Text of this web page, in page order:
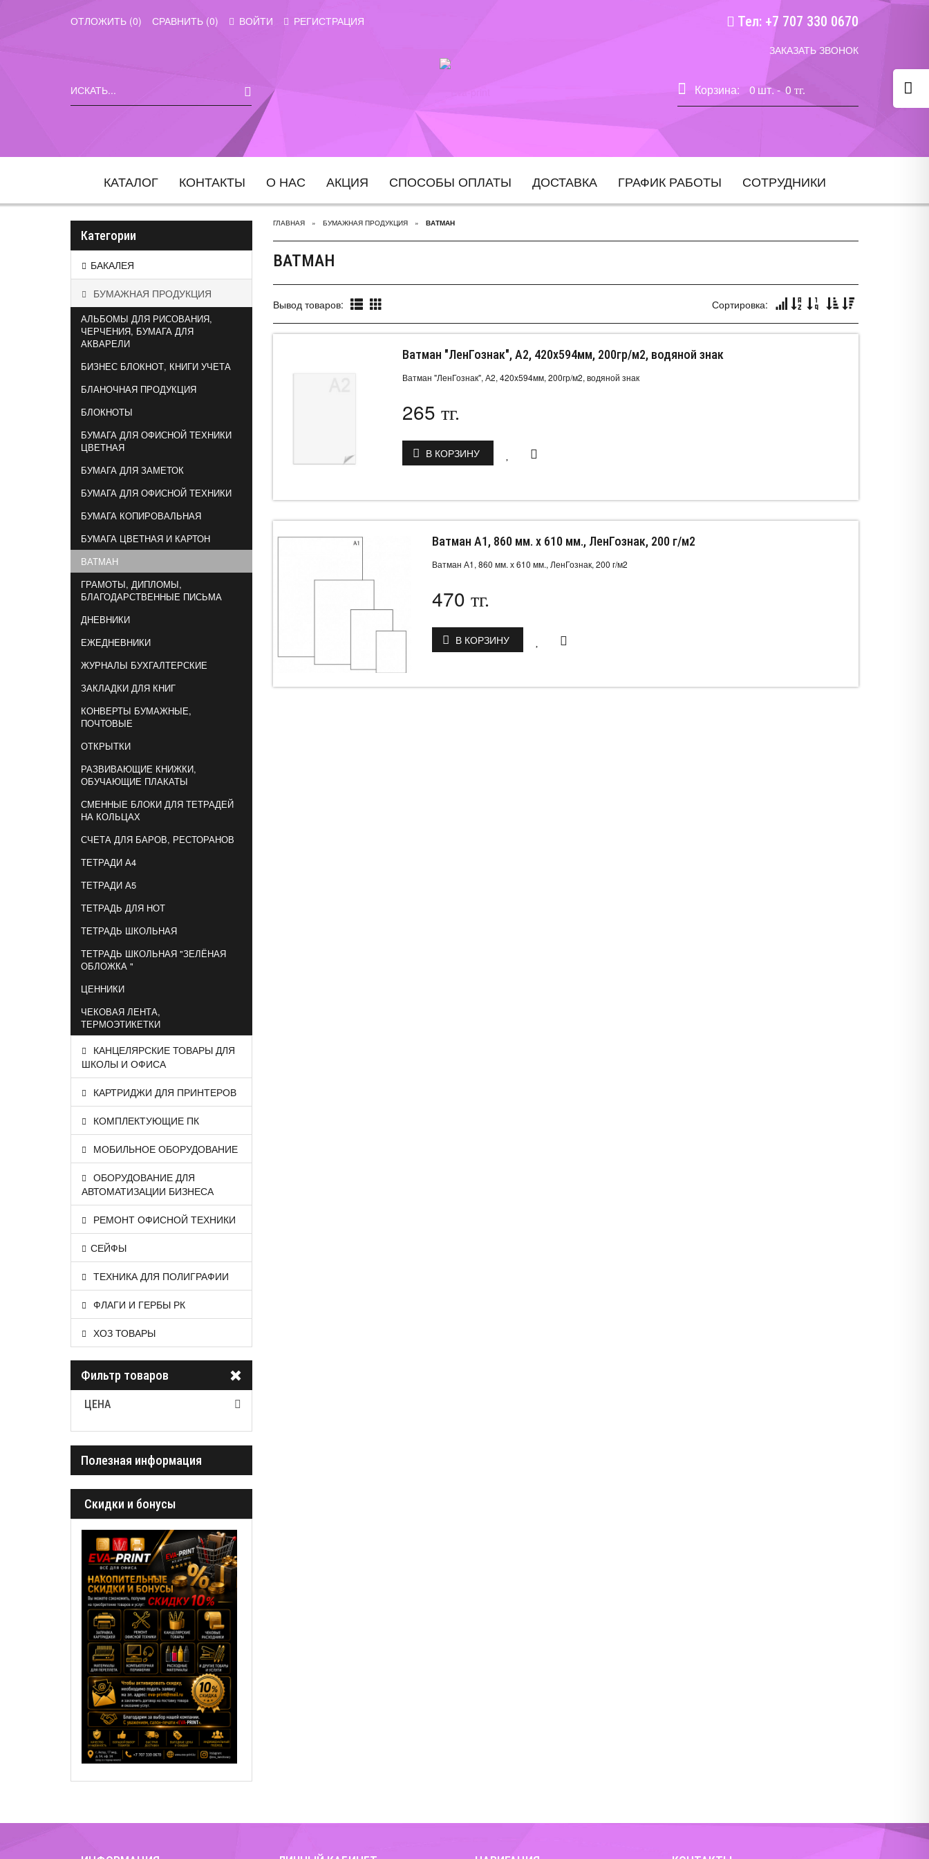
ОТЛОЖИТЬ (0) СРАВНИТЬ (0) ВОЙТИ РЕГИСТРАЦИЯ Тел: +7 707 330 0670
ЗАКАЗАТЬ ЗВОНОК
Корзина: 0шт. -0 тг.
КАТАЛОГ КОНТАКТЫ О НАС АКЦИЯ СПОСОБЫ ОПЛАТЫ ДОСТАВКА ГРАФИК РАБОТЫ СОТРУДНИКИ
Категории
БАКАЛЕЯ
БУМАЖНАЯ ПРОДУКЦИЯ
АЛЬБОМЫ ДЛЯ РИСОВАНИЯ,
ЧЕРЧЕНИЯ, БУМАГА ДЛЯ
АКВАРЕЛИ
БИЗНЕС БЛОКНОТ, КНИГИ УЧЕТА
БЛАНОЧНАЯ ПРОДУКЦИЯ
БЛОКНОТЫ
БУМАГА ДЛЯ ОФИСНОЙ ТЕХНИКИ
ЦВЕТНАЯ
БУМАГА ДЛЯ ЗАМЕТОК
БУМАГА ДЛЯ ОФИСНОЙ ТЕХНИКИ
БУМАГА КОПИРОВАЛЬНАЯ
БУМАГА ЦВЕТНАЯ И КАРТОН
ВАТМАН
ГРАМОТЫ, ДИПЛОМЫ,
БЛАГОДАРСТВЕННЫЕ ПИСЬМА
ДНЕВНИКИ
ЕЖЕДНЕВНИКИ
ЖУРНАЛЫ БУХГАЛТЕРСКИЕ
ЗАКЛАДКИ ДЛЯ КНИГ
КОНВЕРТЫ БУМАЖНЫЕ,
ПОЧТОВЫЕ
ОТКРЫТКИ
РАЗВИВАЮЩИЕ КНИЖКИ,
ОБУЧАЮЩИЕ ПЛАКАТЫ
СМЕННЫЕ БЛОКИ ДЛЯ ТЕТРАДЕЙ
НА КОЛЬЦАХ
СЧЕТА ДЛЯ БАРОВ, РЕСТОРАНОВ
ТЕТРАДИ А4
ТЕТРАДИ А5
ТЕТРАДЬ ДЛЯ НОТ
ТЕТРАДЬ ШКОЛЬНАЯ
ТЕТРАДЬ ШКОЛЬНАЯ "ЗЕЛЁНАЯ
ОБЛОЖКА "
ЦЕННИКИ
ЧЕКОВАЯ ЛЕНТА,
ТЕРМОЭТИКЕТКИ
КАНЦЕЛЯРСКИЕ ТОВАРЫ ДЛЯ
ШКОЛЫ И ОФИСА
КАРТРИДЖИ ДЛЯ ПРИНТЕРОВ
КОМПЛЕКТУЮЩИЕ ПК
МОБИЛЬНОЕ ОБОРУДОВАНИЕ
ОБОРУДОВАНИЕ ДЛЯ
АВТОМАТИЗАЦИИ БИЗНЕСА
РЕМОНТ ОФИСНОЙ ТЕХНИКИ
СЕЙФЫ
ТЕХНИКА ДЛЯ ПОЛИГРАФИИ
ФЛАГИ И ГЕРБЫ РК
ХОЗ ТОВАРЫ
Фильтр товаров
ЦЕНА
Полезная информация
Cкидки и бонусы
ГЛАВНАЯ БУМАЖНАЯ ПРОДУКЦИЯ ВАТМАН
ВАТМАН
Вывод товаров: Сортировка:
Ватман "ЛенГознак", А2, 420x594мм, 200гр/м2, водяной знак
Ватман "ЛенГознак", А2, 420x594мм, 200гр/м2, водяной знак
265тг.
В КОРЗИНУ
Ватман А1, 860 мм. х 610 мм., ЛенГознак, 200 г/м2
Ватман А1, 860 мм. х 610 мм., ЛенГознак, 200 г/м2
470 тг.
В КОРЗИНУ